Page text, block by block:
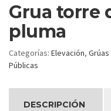
Grua torre
pluma
Categorías: Elevación,
Públicas
DESCRIPCIÓN